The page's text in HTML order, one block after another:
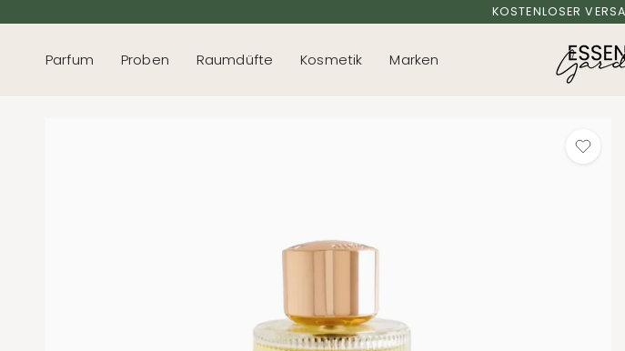
zum
KOSTENLOSER
Parfum Proben Raumdüfte Kosmetik Marken